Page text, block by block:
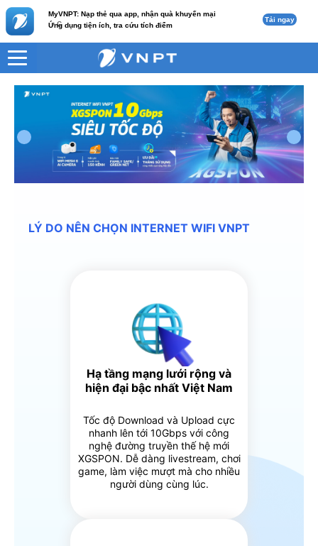
MyVNPT: Nạp thẻ qua app, nhận quà khuyến mại
Ứng dụng tiện ích, tra cứu tích điểm
c Tải ngay
LÝ DO NÊN CHỌN INTERNET WIFI VNPT
Hạ tầng mạng lưới rộng và
hiện đại bậc nhất Việt Nam
Tốc độ Download và Upload cực
nhanh lên tới 10Gbps với công
nghệ đường truyền thế hệ mới
XGSPON. Dễ dàng livestream, chơi
game, làm việc mượt mà cho nhiều
người dùng cùng lúc.